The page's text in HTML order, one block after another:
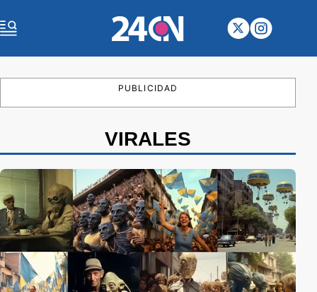
PUBLICIDAD
VIRALES